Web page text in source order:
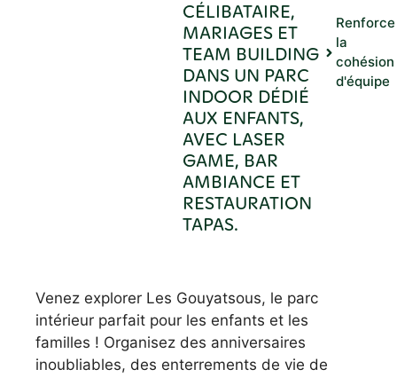
CÉLIBATAIRE,
MARIAGES ET
TEAM BUILDING
DANS UN PARC
INDOOR DÉDIÉ
AUX ENFANTS,
AVEC LASER
GAME, BAR
AMBIANCE ET
RESTAURATION
TAPAS.
Renforce
la
cohésion
d'équipe
Venez explorer Les Gouyatsous, le parc
intérieur parfait pour les enfants et les
familles ! Organisez des anniversaires
inoubliables, des enterrements de vie de